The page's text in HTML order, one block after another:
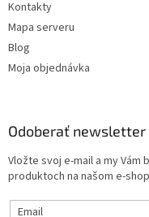
Kontakty
Mapa serveru
Blog
Moja objednávka
Odoberať newsletter
Vložte svoj e-mail a my
produktoch na našom e-
Email